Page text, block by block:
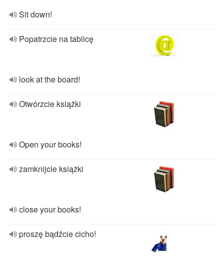
Sit down!
Popatrzcie na tablicę
look at the board!
Otwórzcie książki
Open your books!
zamknijcie książki
close your books!
proszę bądźcie cicho!